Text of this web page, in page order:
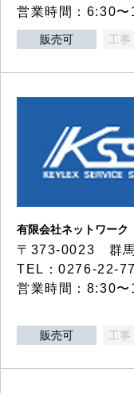
営業時間：6:30
販売可 工事
有限会社ネットワーク
〒373-0023 群
TEL：0276-22-
営業時間：8:30
販売可 工事